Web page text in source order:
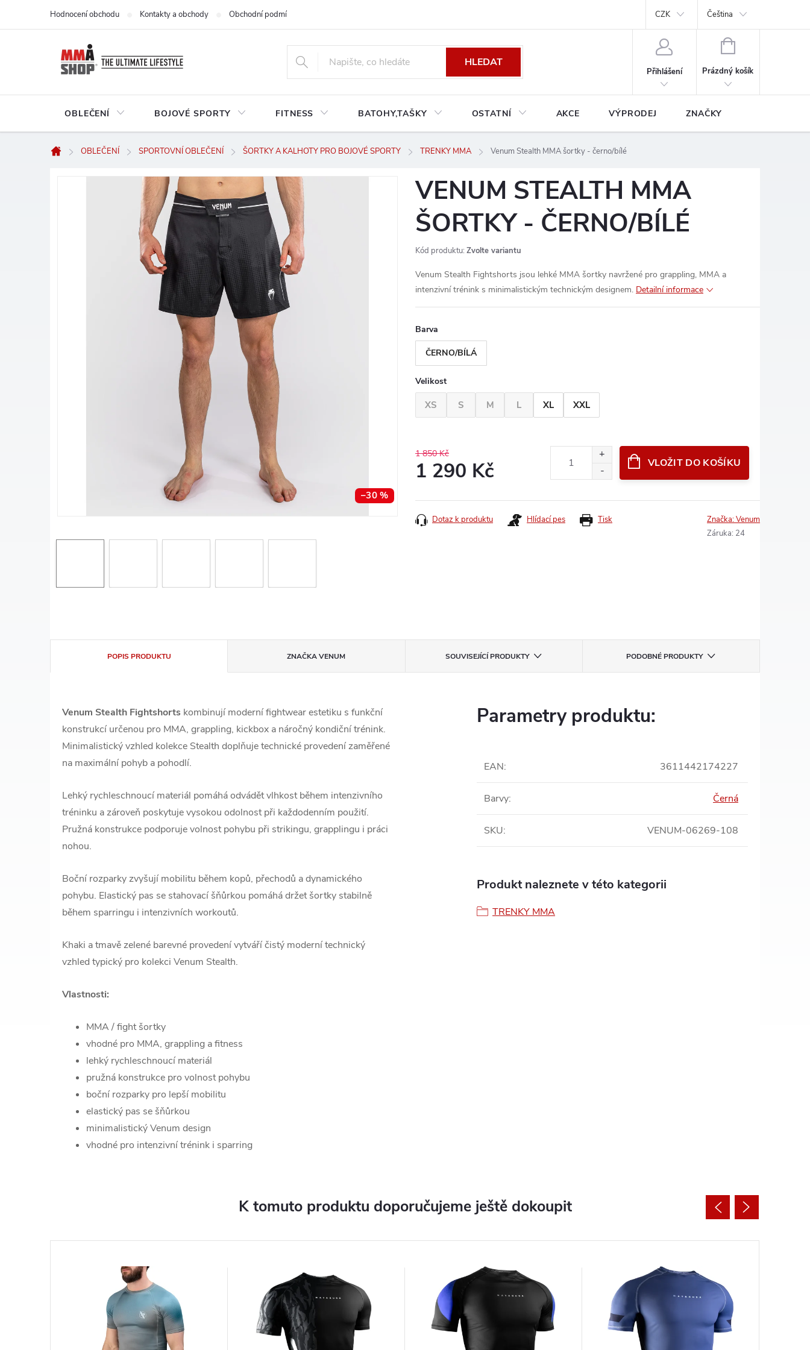
Hodnocení obchodu Kontakty a obchody Obchodní podmínky platné pro Českou a Slovenskou republiku Podmínky ochrany osobních údajů Prodávané značky
CZK Čeština
HLEDAT
Přihlášení
NÁKUPNÍ
Prázdný košík
OBLEČENÍ BOJOVÉ SPORTY FITNESS BATOHY,TAŠKY OSTATNÍ AKCE VÝPRODEJ ZNAČKY
Domů
OBLEČENÍ SPORTOVNÍ OBLEČENÍ ŠORTKY A KALHOTY PRO BOJOVÉ SPORTY TRENKY MMA Venum Stealth MMA šortky - černo/bílé
–30 %
VENUM STEALTH MMA
ŠORTKY - ČERNO/BÍLÉ
Kód produktu: Zvolte variantu
Venum Stealth Fightshorts jsou lehké MMA šortky navržené pro grappling, MMA a
intenzivní trénink s minimalistickým technickým designem. Detailní informace
Barva
ČERNO/BÍLÁ
Velikost
XS S M L XL XXL
1 850 Kč
1 290 Kč
cena:
VLOŽIT DO KOŠÍKU
Tisk
Dotaz k produktu Hlídací pes Značka:Venum
Záruka: 24
POPIS PRODUKTU ZNAČKAVENUM SOUVISEJÍCÍ PRODUKTY PODOBNÉ PRODUKTY
Venum Stealth Fightshorts kombinují moderní fightwear estetiku s funkční
konstrukcí určenou pro MMA, grappling, kickbox a náročný kondiční trénink.
Minimalistický vzhled kolekce Stealth doplňuje technické provedení zaměřené
na maximální pohyb a pohodlí.
Lehký rychleschnoucí materiál pomáhá odvádět vlhkost během intenzivního
tréninku a zároveň poskytuje vysokou odolnost při každodenním použití.
Pružná konstrukce podporuje volnost pohybu při strikingu, grapplingu i práci
nohou.
Boční rozparky zvyšují mobilitu během kopů, přechodů a dynamického
pohybu. Elastický pas se stahovací šňůrkou pomáhá držet šortky stabilně
během sparringu i intenzivních workoutů.
Khaki a tmavě zelené barevné provedení vytváří čistý moderní technický
vzhled typický pro kolekci Venum Stealth.
Vlastnosti:
MMA / fight šortky
vhodné pro MMA, grappling a fitness
lehký rychleschnoucí materiál
pružná konstrukce pro volnost pohybu
boční rozparky pro lepší mobilitu
elastický pas se šňůrkou
minimalistický Venum design
vhodné pro intenzivní trénink i sparring
Parametry produktu:
EAN: 3611442174227
Barvy: Černá
SKU: VENUM-06269-108
Produkt naleznete v této kategorii
TRENKY MMA
K tomuto produktu doporučujeme ještě dokoupit